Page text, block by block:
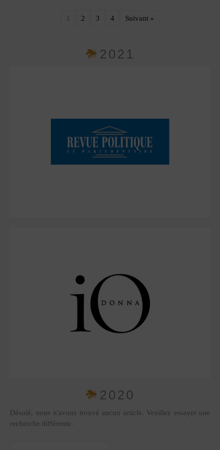
1 2 3 4 Suivant »
2021
2020
Désolé, nous n'avons trouvé aucun article. Veuillez essayer une
recherche différente.